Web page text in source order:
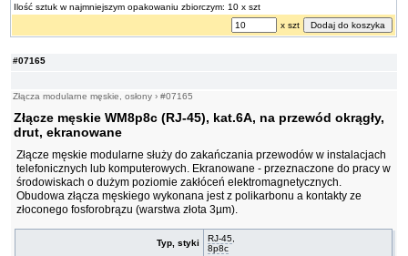
#07165
Złącza modularne męskie, osłony ›#07165
Złącze męskie WM8p8c (RJ-45), kat.6A, na przewód okrągły,
drut, ekranowane
Złącze męskie modularne służy do zakańczania przewodów w instalacjach
telefonicznych lub komputerowych. Ekranowane - przeznaczone do pracy w
środowiskach o dużym poziomie zakłóceń elektromagnetycznych.
Obudowa złącza męskiego wykonana jest z polikarbonu a kontakty ze
złoconego fosforobrązu (warstwa złota 3µm).
Typ, styki RJ-45,
8p8c
Ilość sztuk w najmniejszym opakowaniu zbiorczym: 10 x szt
x szt